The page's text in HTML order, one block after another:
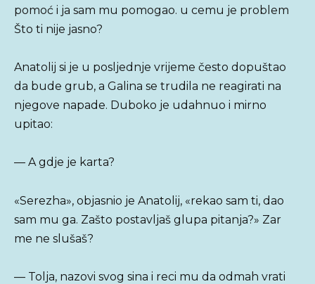
pomoć i ja sam mu pomogao. u cemu je problem
Što ti nije jasno?
Anatolij si je u posljednje vrijeme često dopuštao
da bude grub, a Galina se trudila ne reagirati na
njegove napade. Duboko je udahnuo i mirno
upitao:
— A gdje je karta?
«Serezha», objasnio je Anatolij, «rekao sam ti, dao
sam mu ga. Zašto postavljaš glupa pitanja?» Zar
me ne slušaš?
— Tolja, nazovi svog sina i reci mu da odmah vrati